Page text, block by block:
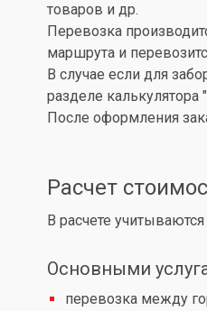
товаров и др.
Перевозка
маршрута и
В случае если для
разделе калькулятора
После оформления
Расчет
В расчете
Основными
перевозка между